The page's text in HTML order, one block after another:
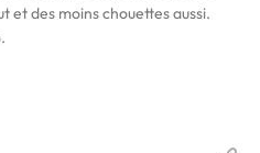
et des moins chouettes aussi.